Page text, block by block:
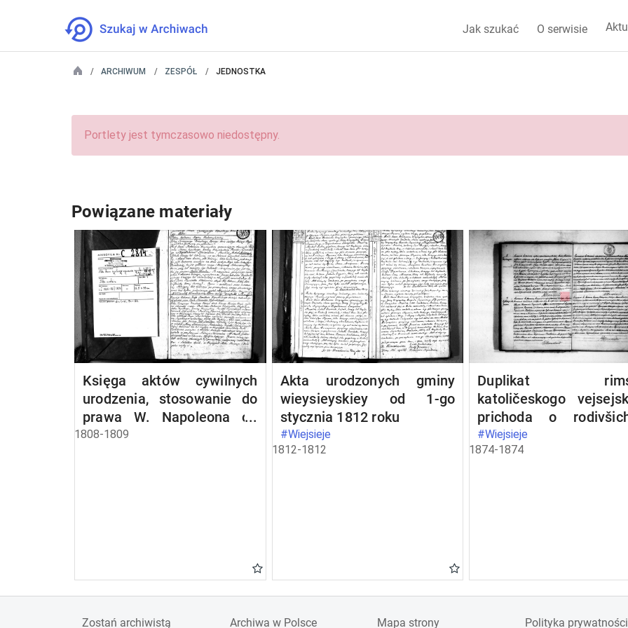
Jak szukać O serwisie
ARCHIWUM ZESPÓŁ JEDNOSTKA
Portlety jest tymczasowo niedostępny.
Powiązane materiały
Księga aktów cywilnych
urodzenia, stosowanie do
prawa W. Napoleona od
dnia 1 miesiąca maja 1808
1808-1809
Akta urodzonych gminy
wieysieyskiey od 1-go
stycznia 1812 roku
#Wiejsieje
1812-1812
Duplikat
katoličeskogo
prichoda o
brakosočetavšichsja
#Wiejsieje
1874-1874
Zostań archiwistą Archiwa w Polsce Mapa strony Polityka prywatności